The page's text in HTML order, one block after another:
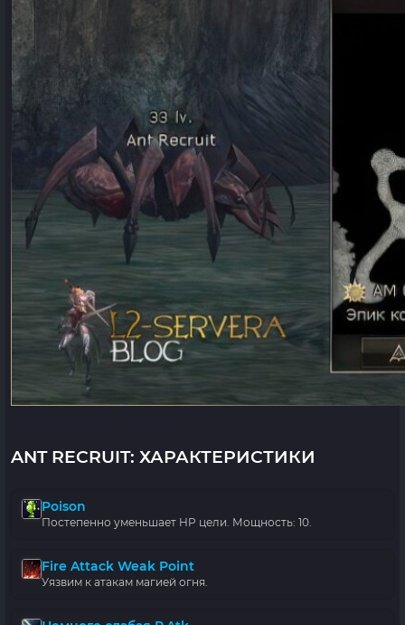
ANT RECRUIT: ХАРАКТЕРИСТИКИ
Poison
Постепенно уменьшает HP цели. Мощность: 10.
Fire Attack Weak Point
Уязвим к атакам магией огня.